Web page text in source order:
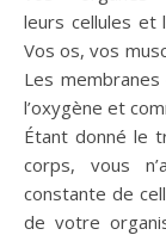
leurs cellules et
Vos os, vos
Les
l’oxygène et
Étant donné le
corps, vous
constante de
de votre